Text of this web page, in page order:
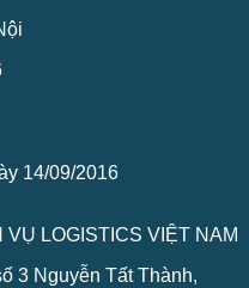
14/09/2016
LOGISTICS VIỆT NAM
3 Nguyễn Tất Thành,